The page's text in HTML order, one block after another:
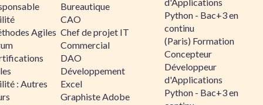
Agiles
: Autres
Bureautique
CAO
Chef de projet IT
Commercial
DAO
Développement
Excel
Graphiste Adobe
Python - Bac+3 en
continu
(Paris) Formation
Concepteur
Développeur
d'Applications
Python - Bac+3 en